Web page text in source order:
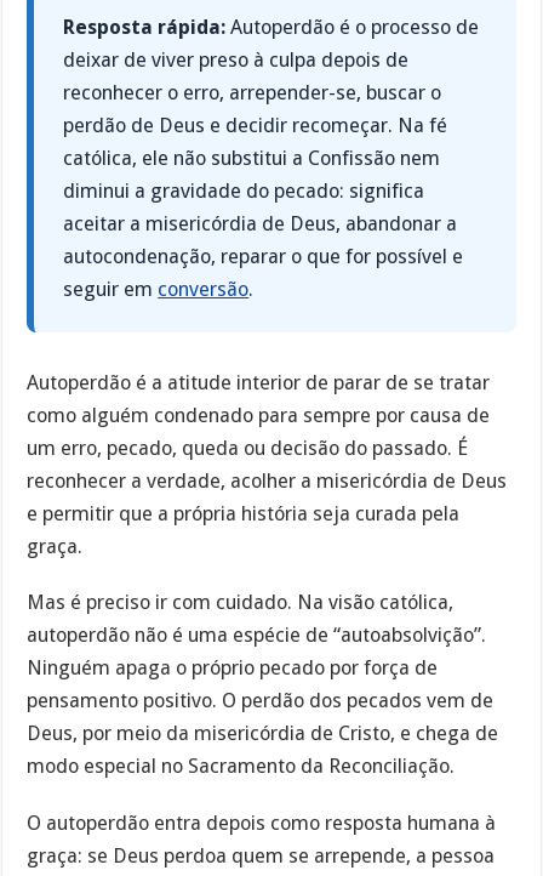
Resposta rápida: Autoperdão é o processo de
deixar de viver preso à culpa depois de
reconhecer o erro, arrepender-se, buscar o
perdão de Deus e decidir recomeçar. Na fé
católica, ele não substitui a Confissão nem
diminui a gravidade do pecado: significa
aceitar a misericórdia de Deus, abandonar a
autocondenação, reparar o que for possível e
seguir em conversão.
Autoperdão é a atitude interior de parar de se tratar
como alguém condenado para sempre por causa de
um erro, pecado, queda ou decisão do passado. É
reconhecer a verdade, acolher a misericórdia de Deus
e permitir que a própria história seja curada pela
graça.
Mas é preciso ir com cuidado. Na visão católica,
autoperdão não é uma espécie de “autoabsolvição”.
Ninguém apaga o próprio pecado por força de
pensamento positivo. O perdão dos pecados vem de
Deus, por meio da misericórdia de Cristo, e chega de
modo especial no Sacramento da Reconciliação.
O autoperdão entra depois como resposta humana à
graça: se Deus perdoa quem se arrepende, a pessoa